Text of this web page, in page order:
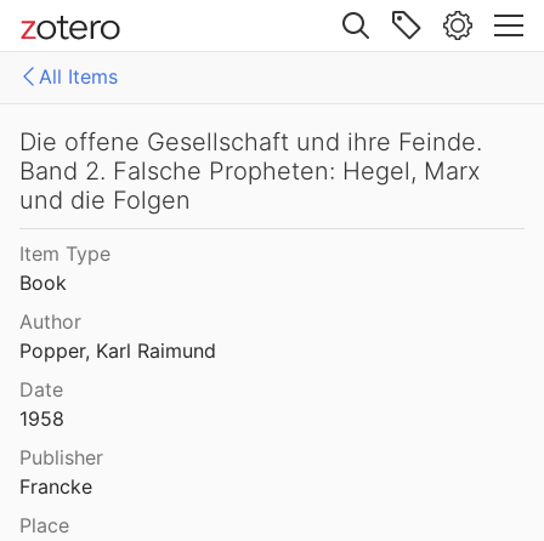
Site navigation
All Items
Gesamtausgabe (KMG)
All Items
1: Klaus Mollenhauer: Werke
2: Klaus Mollenhauer: (Mit-)herausgegebene und -verfasste Bücher
Die offene Gesellschaft und ihre Feinde.
Band 2. Falsche Propheten: Hegel, Marx
und die Folgen
Item Type
Book
Author
Popper, Karl Raimund
Date
1958
Publisher
Francke
Place